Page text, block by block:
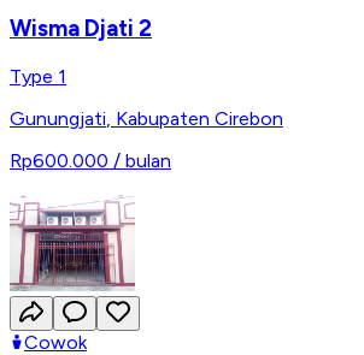
Wisma Djati 2
Type 1
Gunungjati, Kabupaten Cirebon
Rp600.000 / bulan
Cowok